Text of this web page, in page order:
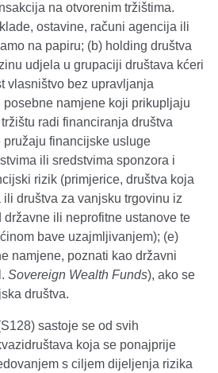
na otvorenim tržištima.
ostavine, računi agencija ili
na papiru; (b) holding društva
udjela u grupaciji društava kćeri
vlasništvo bez upravljanja
namjene koji prikupljaju
radi financiranja društva
financijske usluge
ili sredstvima sponzora i
rizik (primjerice, društva koja
društva za vanjsku trgovinu iz
ili neprofitne ustanove te
bave uzajmljivanjem); (e)
namjene, poznati kao državni
Sovereign Wealth Funds), ako se
društva.
sastoje se od svih
koja se ponajprije
s ciljem dijeljenja rizika